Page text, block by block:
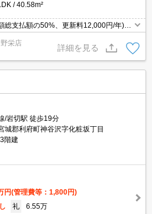
40.58m²
総支払額の50%、更新料12,000円/年)。
額の1%/月)。初期費用カード払い可。温
き。
栄店
詳細を見る
/岩切駅 徒歩19分
城郡利府町神谷沢字化粧坂丁目
3階建
円(管理費等：1,800円)
礼
6.55万